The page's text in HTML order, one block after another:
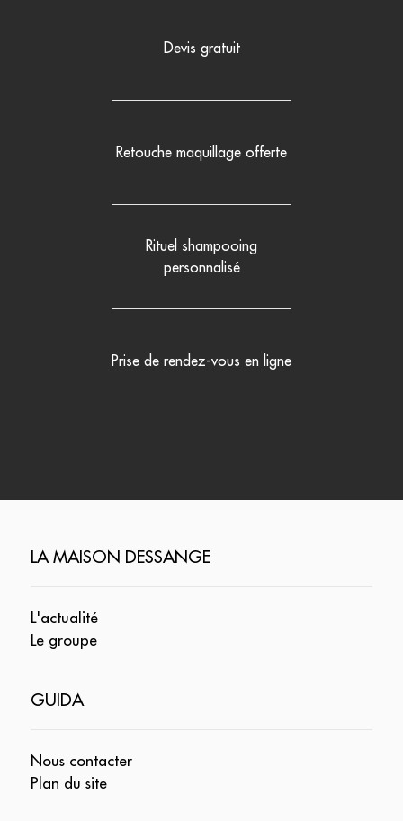
Devis gratuit
Retouche maquillage offerte
Rituel shampooing
personnalisé
Prise de rendez-vous en ligne
LA MAISON DESSANGE
L'actualité
Le groupe
GUIDA
Nous contacter
Plan du site